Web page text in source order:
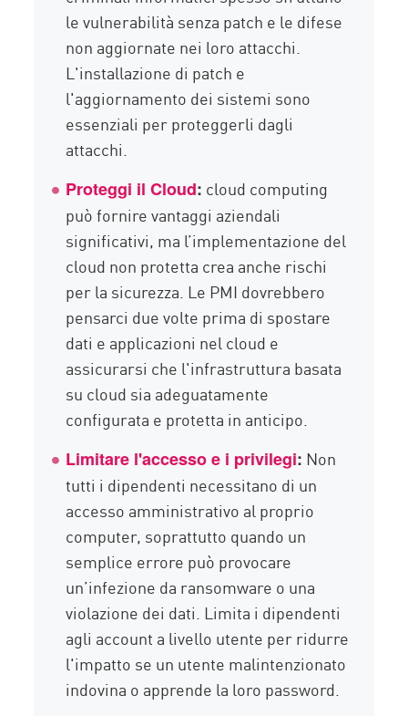
le vulnerabilità senza patch e le difese
non aggiornate nei loro attacchi.
L'installazione di patch e
l'aggiornamento dei sistemi sono
essenziali per proteggerli dagli
attacchi.
Proteggi il Cloud: cloud computing
può fornire vantaggi aziendali
significativi, ma l’implementazione del
cloud non protetta crea anche rischi
per la sicurezza. Le PMI dovrebbero
pensarci due volte prima di spostare
dati e applicazioni nel cloud e
assicurarsi che l'infrastruttura basata
su cloud sia adeguatamente
configurata e protetta in anticipo.
Limitare l'accesso e i privilegi: Non
tutti i dipendenti necessitano di un
accesso amministrativo al proprio
computer, soprattutto quando un
semplice errore può provocare
un’infezione da ransomware o una
violazione dei dati. Limita i dipendenti
agli account a livello utente per ridurre
l'impatto se un utente malintenzionato
indovina o apprende la loro password.